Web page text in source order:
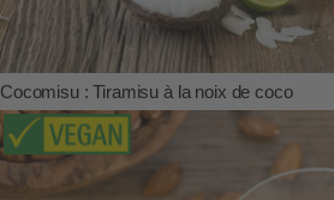
Cocomisu : Tiramisu à la noix de coco